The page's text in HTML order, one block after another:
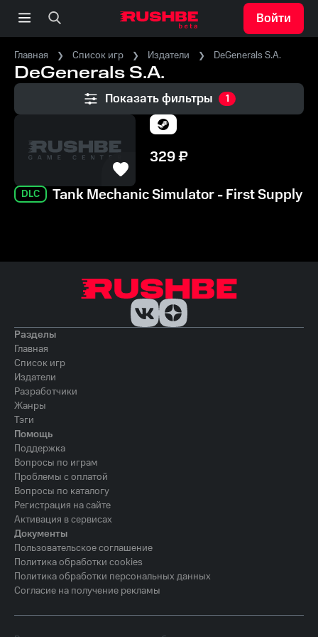
Войти
Главная Список игр Издатели DeGenerals S.A.
DeGenerals S.A.
Показать фильтры 1
329₽
DLC Tank Mechanic Simulator - First Supply
Разделы
Главная
Список игр
Издатели
Разработчики
Жанры
Тэги
Помощь
Поддержка
Вопросы по играм
Проблемы с оплатой
Вопросы по каталогу
Регистрация на сайте
Активация в сервисах
Документы
Пользовательское соглашение
Политика обработки cookies
Политика обработки персональных данных
Согласие на получение рекламы